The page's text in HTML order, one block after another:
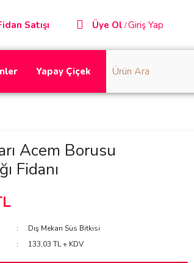
Satışı Üye Ol /Giriş Yap
Yapay Çiçek
Acem Borusu
Fidanı
Dış Mekan Süs Bitkisi
133,03 TL + KDV